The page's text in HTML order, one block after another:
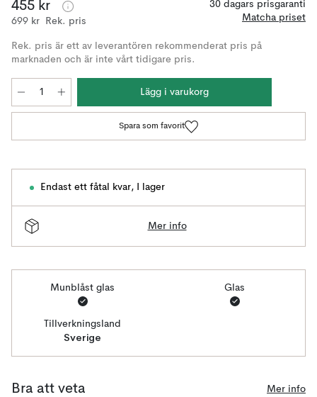
455 kr
699 kr Rek. pris
30 dagars prisgaranti
Matcha priset
Rek. pris är ett av leverantören rekommenderat pris på
marknaden och är inte vårt tidigare pris.
Lägg i varukorg
Spara som favorit
Endast ett fåtal kvar, I lager
Mer info
Munblåst glas Glas
Tillverkningsland
Sverige
Bra att veta Mer info